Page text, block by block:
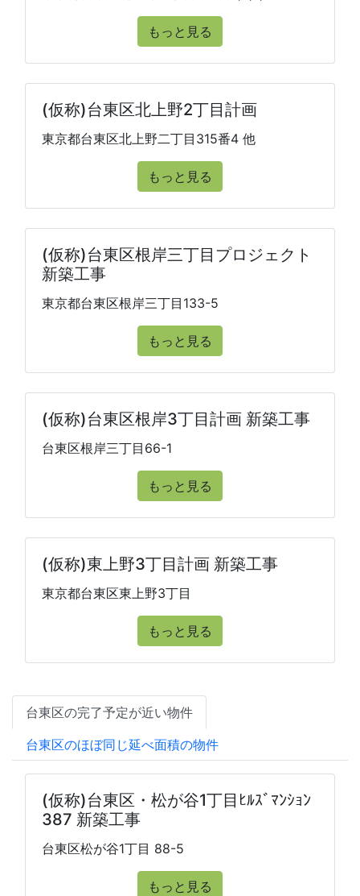
もっと見る
(仮称)台東区北上野2丁目計画
東京都台東区北上野二丁目315番4 他
もっと見る
(仮称)台東区根岸三丁目プロジェクト
新築工事
東京都台東区根岸三丁目133-5
もっと見る
(仮称)台東区根岸3丁目計画 新築工事
台東区根岸三丁目66-1
もっと見る
(仮称)東上野3丁目計画 新築工事
東京都台東区東上野3丁目
もっと見る
台東区の完了予定が近い物件
台東区のほぼ同じ延べ面積の物件
(仮称)台東区・松が谷1丁目ﾋﾙｽﾞﾏﾝｼｮﾝ
387 新築工事
台東区松が谷1丁目 88-5
もっと見る